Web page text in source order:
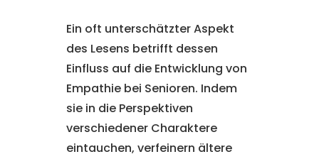
Ein oft unterschätzter Aspekt
des Lesens betrifft dessen
Einfluss auf die Entwicklung von
Empathie bei Senioren. Indem
sie in die Perspektiven
verschiedener Charaktere
eintauchen, verfeinern ältere